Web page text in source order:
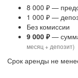
8 000 ₽ —
1 000 ₽ —
Без комиссии
9 000 ₽—
месяц + депозит)
Срок аренды не